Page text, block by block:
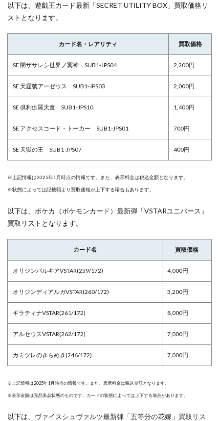
以下は、遊戯王カード最新「SECRET UTILITY BOX」買取価格リ
ストとなります。
カード名・レアリティ 買取価格
SE 閉ザサレシ世界ノ冥神 SUB1-JPS04 2,200円
SE 天霆號アーゼウス SUB1-JPS03 2,000円
SE 倶利伽羅天童 SUB1-JPS10 1,400円
SE アクセスコード・トーカー SUB1-JPS01 700円
SE 天獄の王 SUB1-JPS07 400円
※上記情報は2025年1月時点の情報です。また、表示料金は税込金額となります。
※状態によっては記載額より買取価格が上下する場合もあります。
以下は、ポケカ（ポケモンカード）最新弾「VSTARユニバース」
買取リストとなります。
カード名 買取価格
オリジンパルキアVSTAR(259/172) 4,000円
オリジンディアルガVSTAR(260/172) 3,200円
ギラティナVSTAR(261/172) 8,000円
アルセウスVSTAR(262/172) 7,000円
カミツレのきらめき(246/172) 7,000円
※上記情報は2025年1月時点の情報です。また、表示料金は税込金額となります。
※表示金額は完品美品状態のものです。カードの状態によっては上下する場合があります。
以下は、ヴァイスシュヴァルツ最新弾「五等分の花嫁」買取リス